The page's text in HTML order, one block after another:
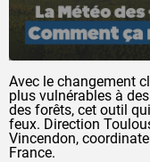
Avec le changement
plus vulnérables à
des forêts, cet outil
feux. Direction
Vincendon,
France.